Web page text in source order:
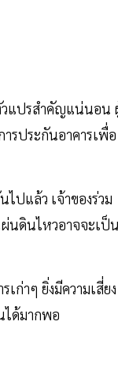
วแปรสำคัญแน่นอน
ารประกันอาคารเพื่อ
ปแล้ว เจ้าของร่วม
นดินไหวอาจจะเป็
ก่าๆ ยิ่งมีความเสี่ยง
ได้มากพอ